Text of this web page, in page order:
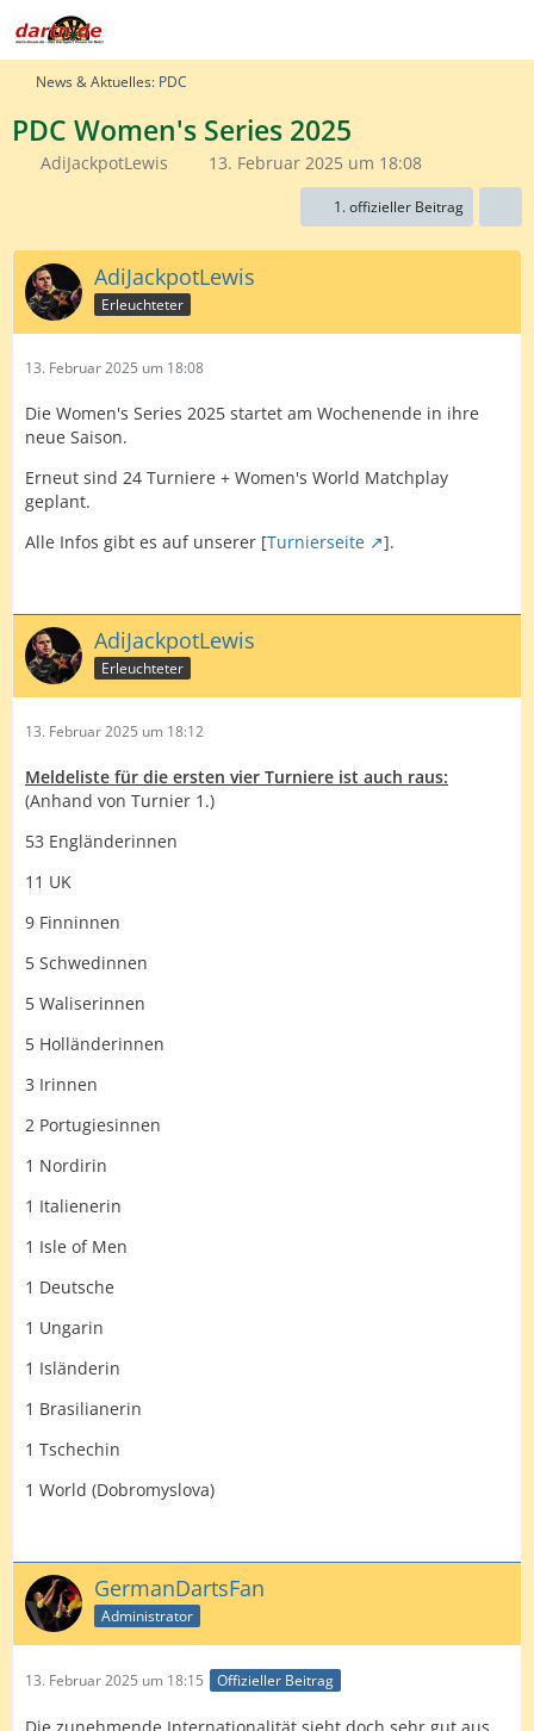
News & Aktuelles: PDC
PDC Women's Series 2025
AdiJackpotLewis 13. Februar 2025 um 18:08
1. offizieller Beitrag
AdiJackpotLewis
Erleuchteter
13. Februar 2025 um 18:08
Die Women's Series 2025 startet am Wochenende in ihre
neue Saison.
Erneut sind 24 Turniere + Women's World Matchplay
geplant.
Alle Infos gibt es auf unserer [Turnierseite ].
AdiJackpotLewis
Erleuchteter
13. Februar 2025 um 18:12
Meldeliste für die ersten vier Turniere ist auch raus:
(Anhand von Turnier 1.)
53 Engländerinnen
11 UK
9 Finninnen
5 Schwedinnen
5 Waliserinnen
5 Holländerinnen
3 Irinnen
2 Portugiesinnen
1 Nordirin
1 Italienerin
1 Isle of Men
1 Deutsche
1 Ungarin
1 Isländerin
1 Brasilianerin
1 Tschechin
1 World (Dobromyslova)
GermanDartsFan
Administrator
13. Februar 2025 um 18:15 Offizieller Beitrag